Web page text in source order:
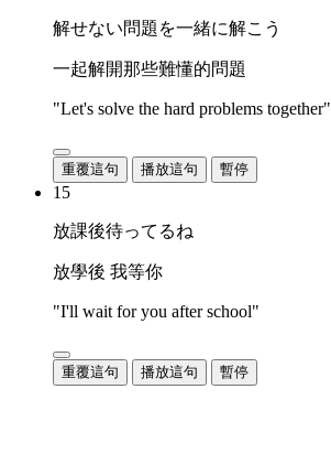
解せない問題を一緒に解こう
一起解開那些難懂的問題
"Let's solve the hard problems together"
重覆這句 播放這句 暫停
15
放課後待ってるね
放學後 我等你
"I'll wait for you after school"
重覆這句 播放這句 暫停